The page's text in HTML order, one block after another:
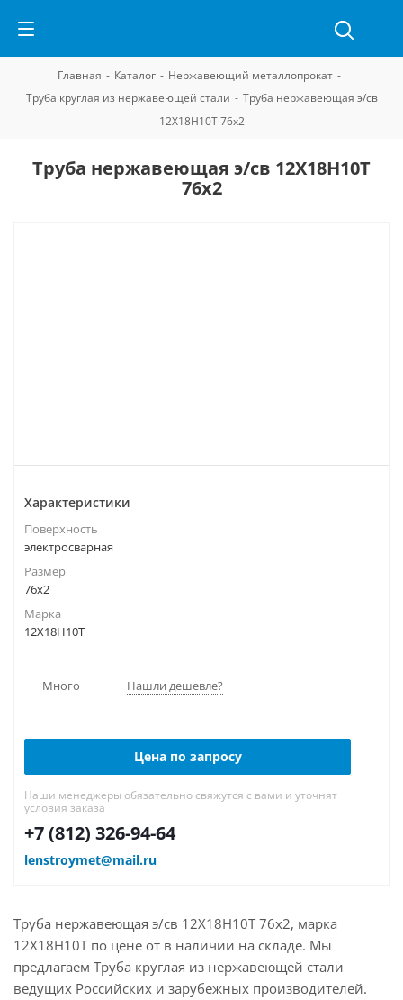
Главная - Каталог - Нержавеющий металлопрокат -
Труба круглая из нержавеющей стали - Труба нержавеющая э/св
12Х18Н10Т 76х2
Труба нержавеющая э/св 12Х18Н10Т
76х2
Характеристики
Поверхность
электросварная
Размер
76х2
Марка
12Х18Н10Т
Много Нашли дешевле?
Цена по запросу
Наши менеджеры обязательно свяжутся с вами и уточнят
условия заказа
+7 (812) 326-94-64
lenstroymet@mail.ru
Труба нержавеющая э/св 12Х18Н10Т 76х2, марка
12Х18Н10Т по цене от в наличии на складе. Мы
предлагаем Труба круглая из нержавеющей стали
ведущих Российских и зарубежных производителей.